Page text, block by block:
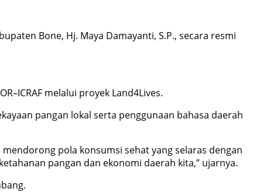
Bone, Hj. Maya Damayanti, S.P., secara resmi
melalui proyek Land4Lives.
pangan lokal serta penggunaan bahasa daerah
pola konsumsi sehat yang selaras dengan
pangan dan ekonomi daerah kita,” ujarnya.